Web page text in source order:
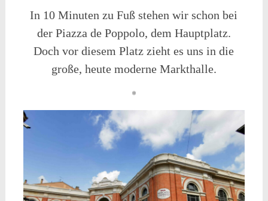
In 10 Minuten zu Fuß stehen wir schon bei
der Piazza de Poppolo, dem Hauptplatz.
Doch vor diesem Platz zieht es uns in die
große, heute moderne Markthalle.
*